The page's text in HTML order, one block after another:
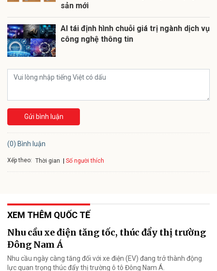
sản mới
AI tái định hình chuỗi giá trị ngành dịch vụ
công nghệ thông tin
Gửi bình luận
(0) Bình luận
Xếp theo: Thời gian Số người thích
XEM THÊM QUỐC TẾ
Nhu cầu xe điện tăng tốc, thúc đẩy thị trường
Đông Nam Á
Nhu cầu ngày càng tăng đối với xe điện (EV) đang trở thành động
lực quan trọng thúc đẩy thị trường ô tô Đông Nam Á.